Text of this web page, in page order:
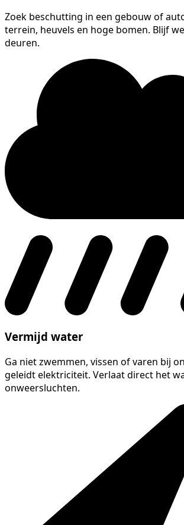
Zoek beschutting in een gebouw of
terrein, heuvels en hoge bomen. Blijf
deuren.
Vermijd water
Ga niet zwemmen, vissen of varen bij
geleidt elektriciteit. Verlaat direct het
onweersluchten.